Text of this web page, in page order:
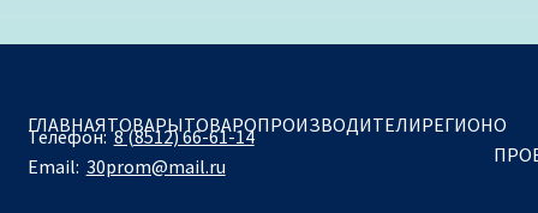
ГЛАВНАЯТОВАРЫТОВАРОПРОИЗВОДИТЕЛИРЕГИОНО
Телефон:8 (8512) 66-61-14
Email: 30prom@mail.ru